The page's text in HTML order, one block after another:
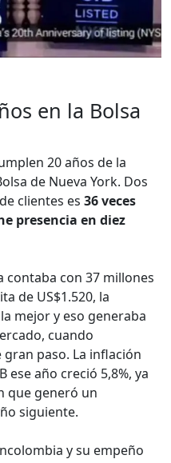
en la Bolsa
20 años de la
de Nueva York. Dos
clientes es 36 veces
presencia en diez
contaba con 37 millones
de US$1.520, la
mejor y eso generaba
cuando
paso. La inflación
ese año creció 5,8%, ya
que generó un
siguiente.
y su empeño